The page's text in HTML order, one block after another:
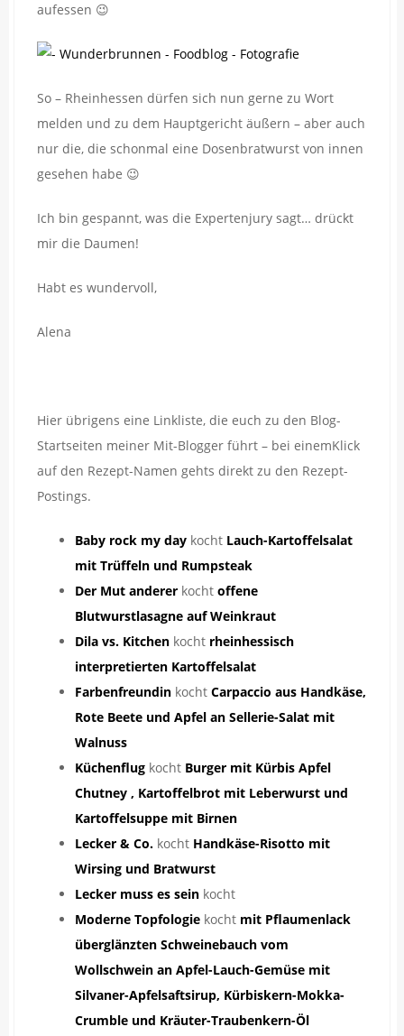
aufessen 😉
So – Rheinhessen dürfen sich nun gerne zu Wort
melden und zu dem Hauptgericht äußern – aber auch
nur die, die schonmal eine Dosenbratwurst von innen
gesehen habe 😉
Ich bin gespannt, was die Expertenjury sagt… drückt
mir die Daumen!
Habt es wundervoll,
Alena
Hier übrigens eine Linkliste, die euch zu den Blog-
Startseiten meiner Mit-Blogger führt – bei einemKlick
auf den Rezept-Namen gehts direkt zu den Rezept-
Postings.
Baby rock my day kocht Lauch-Kartoffelsalat
mit Trüffeln und Rumpsteak
Der Mut anderer kocht offene
Blutwurstlasagne auf Weinkraut
Dila vs. Kitchen kocht rheinhessisch
interpretierten Kartoffelsalat
Farbenfreundin kocht Carpaccio aus Handkäse,
Rote Beete und Apfel an Sellerie-Salat mit
Walnuss
Küchenflug kocht Burger mit Kürbis Apfel
Chutney , Kartoffelbrot mit Leberwurst und
Kartoffelsuppe mit Birnen
Lecker & Co. kocht Handkäse-Risotto mit
Wirsing und Bratwurst
Lecker muss es sein kocht
Moderne Topfologie kocht mit Pflaumenlack
überglänzten Schweinebauch vom
Wollschwein an Apfel-Lauch-Gemüse mit
Silvaner-Apfelsaftsirup, Kürbiskern-Mokka-
Crumble und Kräuter-Traubenkern-Öl